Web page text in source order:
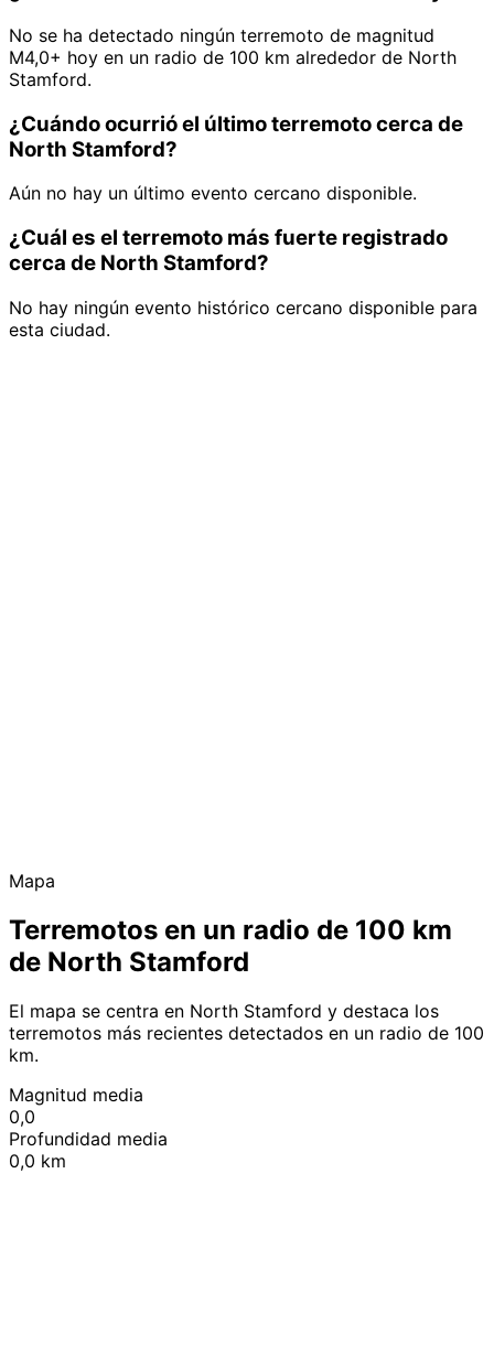
No se ha detectado ningún terremoto de magnitud
M4,0+ hoy en un radio de 100 km alrededor de North
Stamford.
¿Cuándo ocurrió el último terremoto cerca de
North Stamford?
Aún no hay un último evento cercano disponible.
¿Cuál es el terremoto más fuerte registrado
cerca de North Stamford?
No hay ningún evento histórico cercano disponible para
esta ciudad.
Mapa
Terremotos en un radio de 100 km
de North Stamford
El mapa se centra en North Stamford y destaca los
terremotos más recientes detectados en un radio de 100
km.
Magnitud media
0,0
Profundidad media
0,0 km